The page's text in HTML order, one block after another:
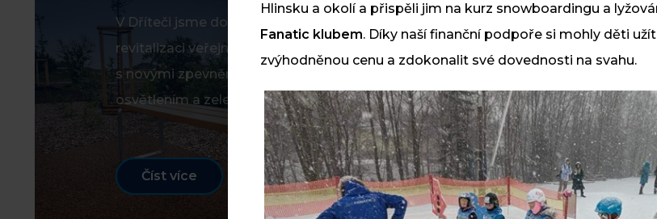
V Dříteči jsme dokončili
revitalizaci veřejného prostranství
s novými zpevněnými plochami,
osvětlením a zelení.
Číst více
Máme hotovo! Úspěšně jsme
dokončili cyklostezku Skuteč
Číst více
Hlinsku a okolí a přispěli jim na kurz snowboardingu a
Fanatic klubem. Díky naší finanční podpoře si mohly děti
zvýhodněnou cenu a zdokonalit své dovednosti na svahu.